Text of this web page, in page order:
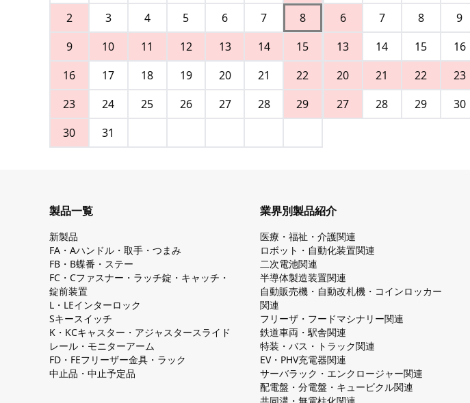
2
3 4 5 6 7
8
9
10 11 12 13 14
15
16
17 18 19 20 21
22
23
24 25 26 27 28
29
30
31
6
7 8 9
13
14 15 16
20
21 22 23
27
28 29 30
製品一覧
新製品
FA・Aハンドル・取手・つまみ
FB・B蝶番・ステー
FC・Cファスナー・ラッチ錠・キャッチ・
錠前装置
L・LEインターロック
Sキースイッチ
K・KCキャスター・アジャスタースライド
レール・モニターアーム
FD・FEフリーザー金具・ラック
中止品・中止予定品
業界別製品紹介
医療・福祉・介護関連
ロボット・自動化装置関連
二次電池関連
半導体製造装置関連
自動販売機・自動改札機・コインロッカー
関連
フリーザ・フードマシナリー関連
鉄道車両・駅舎関連
特装・バス・トラック関連
EV・PHV充電器関連
サーバラック・エンクロージャー関連
配電盤・分電盤・キュービクル関連